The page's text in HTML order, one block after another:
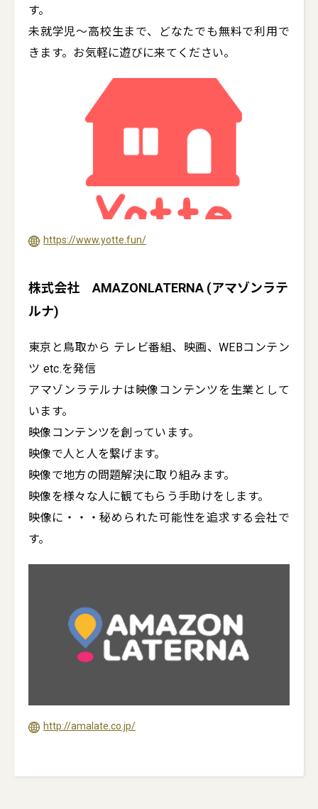
https://www.yotte.fun/
す。
未就学児〜高校生まで、どなたでも無料で利用で
きます。お気軽に遊びに来てください。
http://amalate.co.jp/
株式会社 AMAZONLATERNA (アマゾンラテ
ルナ)
東京と鳥取から テレビ番組、映画、WEBコンテン
ツ etc.を発信
アマゾンラテルナは映像コンテンツを生業として
います。
映像コンテンツを創っています。
映像で人と人を繋げます。
映像で地方の問題解決に取り組みます。
映像を様々な人に観てもらう手助けをします。
映像に・・・秘められた可能性を追求する会社で
す。